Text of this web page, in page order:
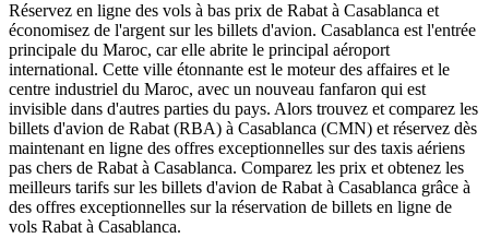
Réservez en ligne des vols à bas prix de Rabat à Casablanca et
économisez de l'argent sur les billets d'avion. Casablanca est l'entrée
principale du Maroc, car elle abrite le principal aéroport
international. Cette ville étonnante est le moteur des affaires et le
centre industriel du Maroc, avec un nouveau fanfaron qui est
invisible dans d'autres parties du pays. Alors trouvez et comparez les
billets d'avion de Rabat (RBA) à Casablanca (CMN) et réservez dès
maintenant en ligne des offres exceptionnelles sur des taxis aériens
pas chers de Rabat à Casablanca. Comparez les prix et obtenez les
meilleurs tarifs sur les billets d'avion de Rabat à Casablanca grâce à
des offres exceptionnelles sur la réservation de billets en ligne de
vols Rabat à Casablanca.